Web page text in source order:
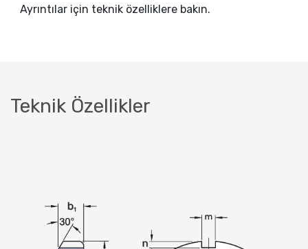
Ayrıntılar için teknik özelliklere bakın.
Teknik Özellikler